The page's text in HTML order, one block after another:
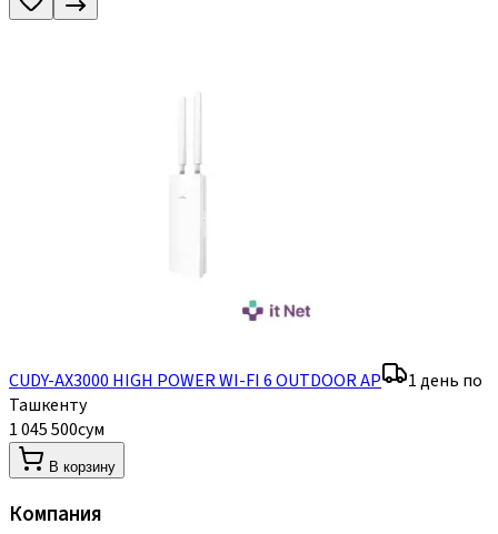
CUDY-AX3000 HIGH POWER WI-FI 6 OUTDOOR AP
1 день по
Ташкенту
1 045 500сум
В корзину
Компания